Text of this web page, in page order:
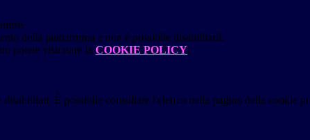
della piattaforma e non è possibile disabilitarli.
potete visionare la COOKIE POLICY.
È possibile consultare l'elenco nella pagina della cookie